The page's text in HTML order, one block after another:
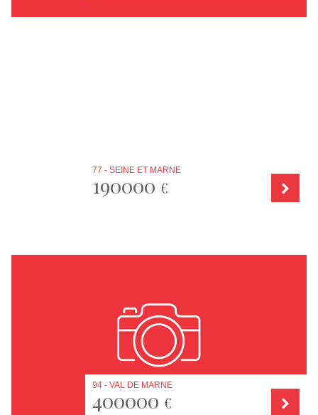
77 - SEINE ET MARNE
190000 €
94 - VAL DE MARNE
400000 €